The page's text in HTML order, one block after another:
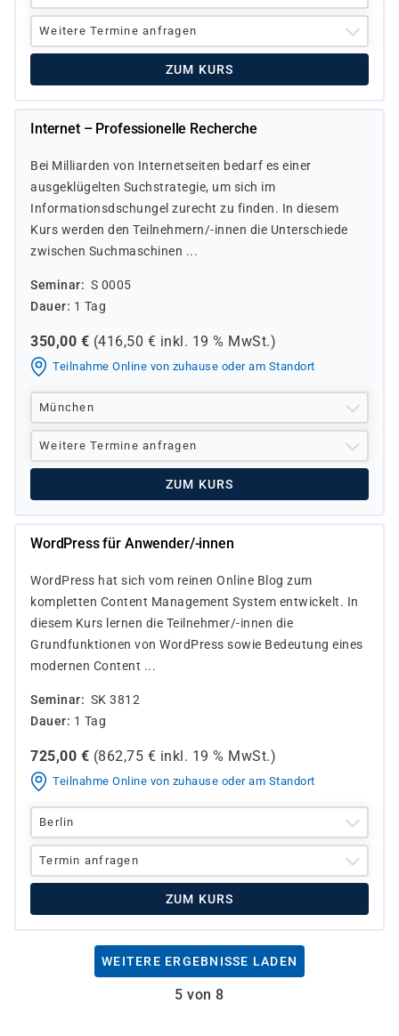
Weitere Termine anfragen
ZUM KURS
Internet – Professionelle Recherche
Bei Milliarden von Internetseiten bedarf es einer
ausgeklügelten Suchstrategie, um sich im
Informationsdschungel zurecht zu finden. In diesem
Kurs werden den Teilnehmern/-innen die Unterschiede
zwischen Suchmaschinen ...
Seminar
S 0005
Dauer
1 Tag
350,00 € (416,50 € inkl. 19 % MwSt.)
Teilnahme Online von zuhause oder am Standort
München
Weitere Termine anfragen
ZUM KURS
WordPress für Anwender/-innen
WordPress hat sich vom reinen Online Blog zum
kompletten Content Management System entwickelt. In
diesem Kurs lernen die Teilnehmer/-innen die
Grundfunktionen von WordPress sowie Bedeutung eines
modernen Content ...
Seminar
SK 3812
Dauer
1 Tag
725,00 € (862,75 € inkl. 19 % MwSt.)
Teilnahme Online von zuhause oder am Standort
Berlin
Termin anfragen
ZUM KURS
WEITERE ERGEBNISSE LADEN
5 von 8